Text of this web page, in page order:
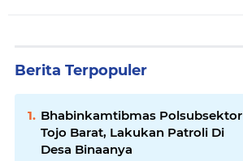
Berita Terpopuler
Bhabinkamtibmas Polsubsektor
Tojo Barat, Lakukan Patroli Di
Desa Binaanya